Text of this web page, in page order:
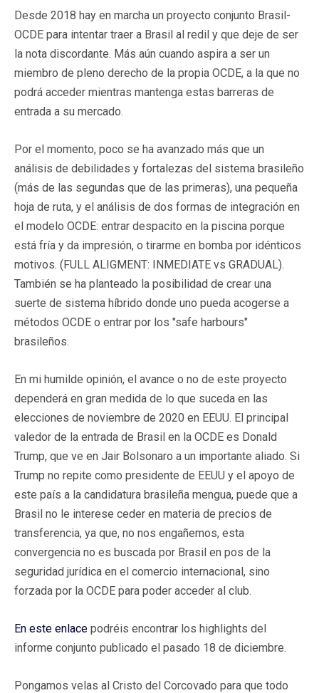
Desde 2018 hay en marcha un proyecto conjunto Brasil-
OCDE para intentar traer a Brasil al redil y que deje de ser
la nota discordante. Más aún cuando aspira a ser un
miembro de pleno derecho de la propia OCDE, a la que no
podrá acceder mientras mantenga estas barreras de
entrada a su mercado.
Por el momento, poco se ha avanzado más que un
análisis de debilidades y fortalezas del sistema brasileño
(más de las segundas que de las primeras), una pequeña
hoja de ruta, y el análisis de dos formas de integración en
el modelo OCDE: entrar despacito en la piscina porque
está fría y da impresión, o tirarme en bomba por idénticos
motivos. (FULL ALIGMENT: INMEDIATE vs GRADUAL).
También se ha planteado la posibilidad de crear una
suerte de sistema híbrido donde uno pueda acogerse a
métodos OCDE o entrar por los "safe harbours"
brasileños.
En mi humilde opinión, el avance o no de este proyecto
dependerá en gran medida de lo que suceda en las
elecciones de noviembre de 2020 en EEUU. El principal
valedor de la entrada de Brasil en la OCDE es Donald
Trump, que ve en Jair Bolsonaro a un importante aliado. Si
Trump no repite como presidente de EEUU y el apoyo de
este país a la candidatura brasileña mengua, puede que a
Brasil no le interese ceder en materia de precios de
transferencia, ya que, no nos engañemos, esta
convergencia no es buscada por Brasil en pos de la
seguridad jurídica en el comercio internacional, sino
forzada por la OCDE para poder acceder al club.
En este enlace podréis encontrar los highlights del
informe conjunto publicado el pasado 18 de diciembre.
Pongamos velas al Cristo del Corcovado para que todo